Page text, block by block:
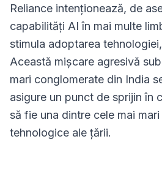
Reliance intenționează, de
capabilități AI în mai multe
stimula adoptarea
Această mișcare agresivă
mari conglomerate din India
asigure un punct de sprijin în
să fie una dintre cele mai
tehnologice ale țării.